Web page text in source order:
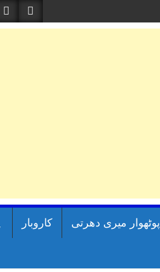
پوٹھوار میری دھرتی کاروبار